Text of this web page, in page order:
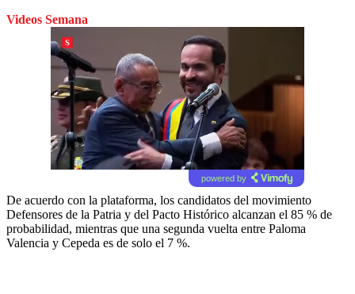
Videos Semana
powered by
De acuerdo con la plataforma, los candidatos del movimiento
Defensores de la Patria y del Pacto Histórico alcanzan el 85 % de
probabilidad, mientras que una segunda vuelta entre Paloma
Valencia y Cepeda es de solo el 7 %.